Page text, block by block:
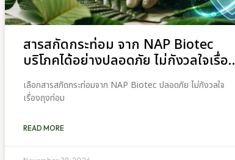
สารสกัดกระท่อม จาก NAP Biotec
บริโภคได้อย่างปลอดภัย ไม่กังวลใจเรื่อง
ถุงท่อม
เลือกสารสกัดกระท่อมจาก NAP Biotec ปลอดภัย ไม่กังวลใจ
เรื่องถุงท่อม
READ MORE